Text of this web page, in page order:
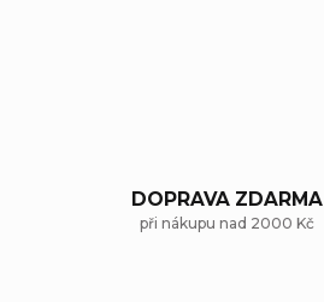
DOPRAVA ZDARMA
při nákupu nad 2000 Kč